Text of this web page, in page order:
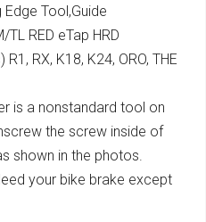
Edge Tool,Guide
RED eTap HRD
RX, K18, K24, ORO, THE
is a nonstandard tool on
the screw inside of
shown in the photos.
your bike brake except